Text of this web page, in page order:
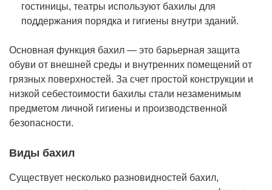
гостиницы, театры используют бахилы для
поддержания порядка и гигиены внутри зданий.
Основная функция бахил — это барьерная защита
обуви от внешней среды и внутренних помещений от
грязных поверхностей. За счет простой конструкции и
низкой себестоимости бахилы стали незаменимым
предметом личной гигиены и производственной
безопасности.
Виды бахил
Существует несколько разновидностей бахил,